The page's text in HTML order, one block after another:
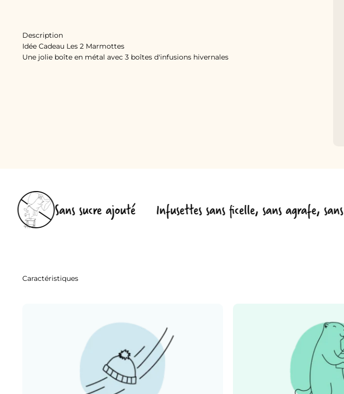
Description
Idée Cadeau Les 2 Marmottes
Une jolie boîte en métal avec 3 boîtes d'infusions hivernales
sucre ajouté Infusettes sans ficelle, sans agrafe, sans étiquette